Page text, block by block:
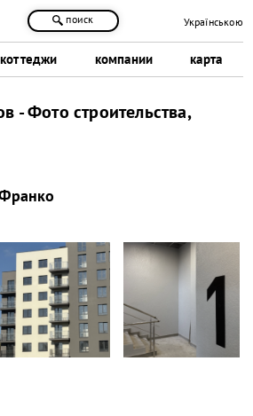
коттеджи компании карта
поиск Українською
- Фото строительства,